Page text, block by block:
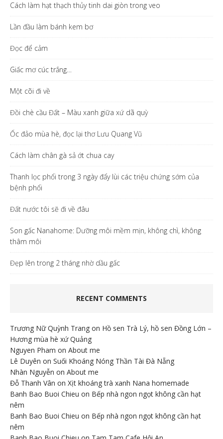
Cách làm hạt thạch thủy tinh dai giòn trong veo
Lần đầu làm bánh kem bơ
Đọc để cảm
Giấc mơ cúc trắng…
Một cõi đi về
Đồi chè cầu Đất – Màu xanh giữa xứ dã quỳ
Ốc đảo mùa hè, đọc lại thơ Lưu Quang Vũ
Cách làm chân gà sả ớt chua cay
Thanh lọc phổi trong 3 ngày đẩy lùi các triệu chứng sớm của
bệnh phổi
Đất nước tôi sẽ đi về đâu
Son gấc Nanahome: Dưỡng môi mềm mịn, không chì, không
thâm môi
Đẹp lên trong 2 tháng nhờ dầu gấc
RECENT COMMENTS
Trương Nữ Quỳnh Trang on Hồ sen Trà Lý, hồ sen Đồng Lớn –
Hương mùa hè xứ Quảng
Nguyen Pham on About me
Lê Duyên on Suối Khoáng Nóng Thần Tài Đà Nẵng
Nhàn Nguyễn on About me
Đỗ Thanh Vân on Xịt khoáng trà xanh Nana homemade
Banh Bao Buoi Chieu on Bếp nhà ngon ngọt không cần hạt
nêm
Banh Bao Buoi Chieu on Bếp nhà ngon ngọt không cần hạt
nêm